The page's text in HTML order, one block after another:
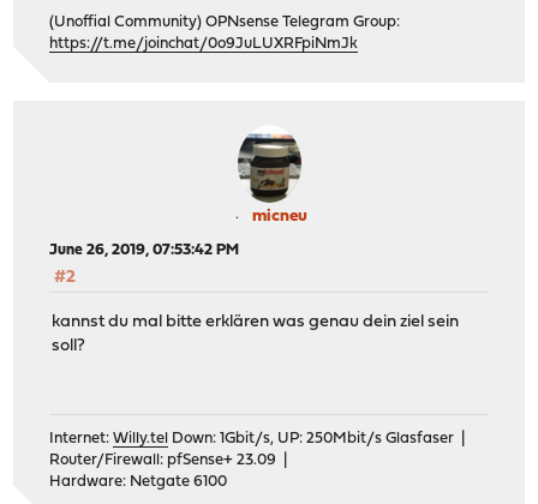
(Unoffial Community) OPNsense Telegram Group:
https://t.me/joinchat/0o9JuLUXRFpiNmJk
micneu
June 26, 2019, 07:53:42 PM
#2
kannst du mal bitte erklären was genau dein ziel sein
soll?
Internet:Willy.tel
Down: 1Gbit/s, UP: 250Mbit/s Glasfaser |
Router/Firewall: pfSense+ 23.09 |
Hardware: Netgate 6100